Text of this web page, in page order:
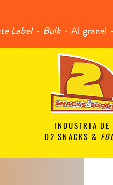
Label - Bulk - Al granel
INDUSTRIA DE
D2 SNACKS &